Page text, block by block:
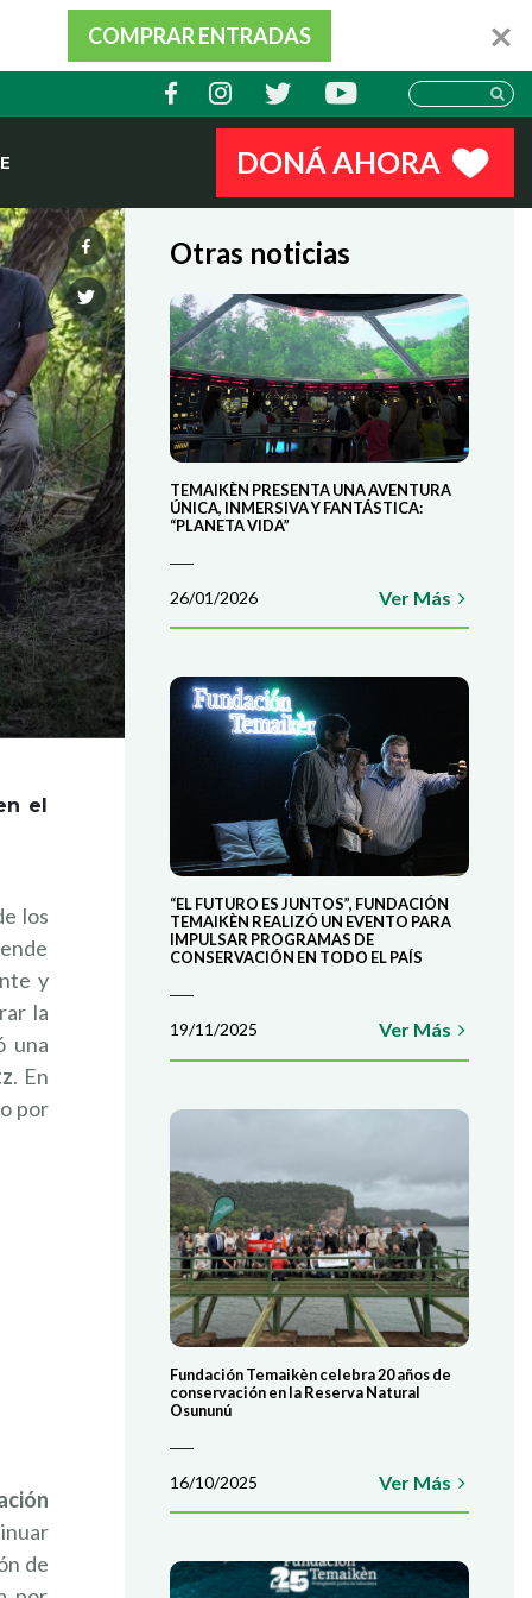
COMPRAR ENTRADAS
DONÁ AHORA
el
los
y
la
una
. En
por
de
Otras noticias
TEMAIKÈN PRESENTA UNA AVENTURA
ÚNICA, INMERSIVA Y FANTÁSTICA:
“PLANETA VIDA”
26/01/2026 Ver Más
“EL FUTURO ES JUNTOS”, FUNDACIÓN
TEMAIKÈN REALIZÓ UN EVENTO PARA
IMPULSAR PROGRAMAS DE
CONSERVACIÓN EN TODO EL PAÍS
19/11/2025 Ver Más
Fundación Temaikèn celebra 20 años de
conservación en la Reserva Natural
Osununú
16/10/2025 Ver Más